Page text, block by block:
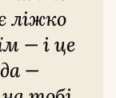
ліжко
— і це
—